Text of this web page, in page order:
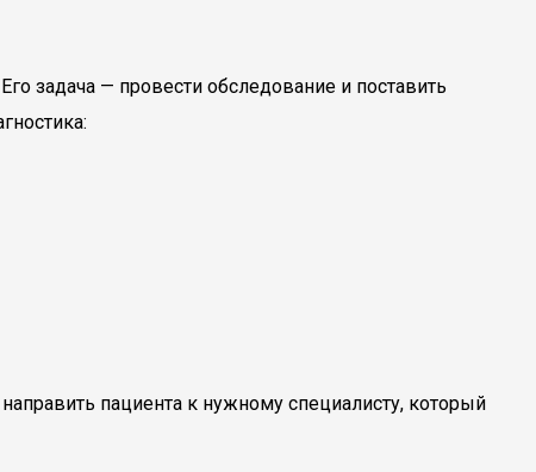
задача — провести обследование и поставить
пациента к нужному специалисту, который